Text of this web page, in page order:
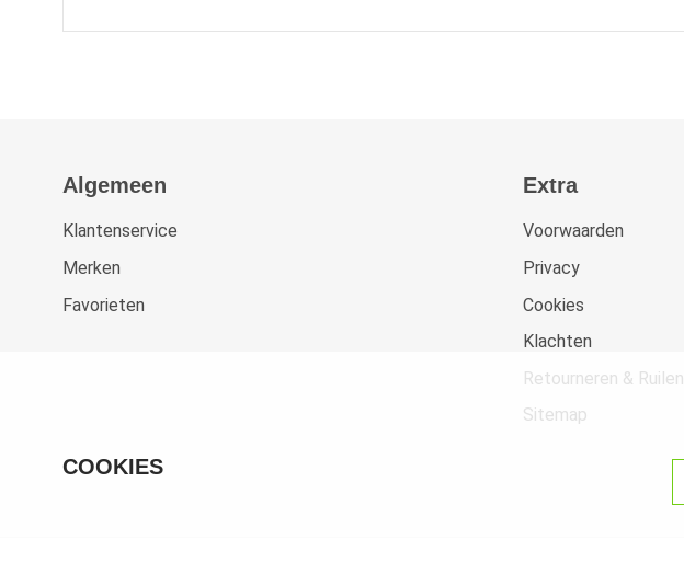
Algemeen
Klantenservice
Merken
Favorieten
Extra
Voorwaarden
Privacy
Cookies
Klachten
Retourneren & Ruilen
Sitemap
COOKIES